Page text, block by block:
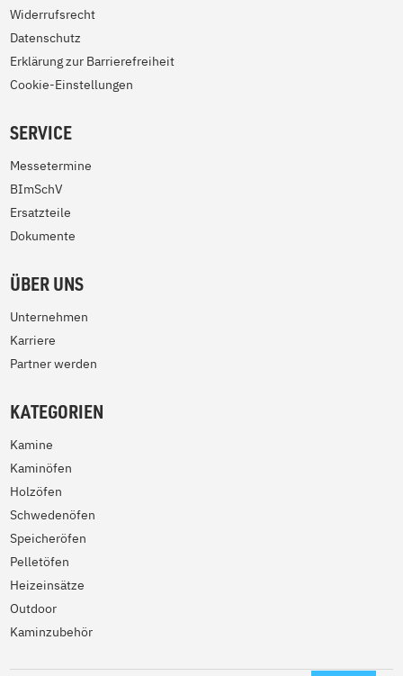
Widerrufsrecht
Datenschutz
Erklärung zur Barrierefreiheit
Cookie-Einstellungen
SERVICE
Messetermine
BImSchV
Ersatzteile
Dokumente
ÜBER UNS
Unternehmen
Karriere
Partner werden
KATEGORIEN
Kamine
Kaminöfen
Holzöfen
Schwedenöfen
Speicheröfen
Pelletöfen
Heizeinsätze
Outdoor
Kaminzubehör